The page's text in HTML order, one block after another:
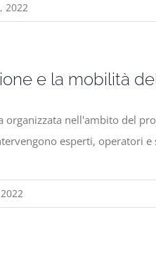
2022
e la mobilità
organizzata nell'ambito del
esperti, operatori